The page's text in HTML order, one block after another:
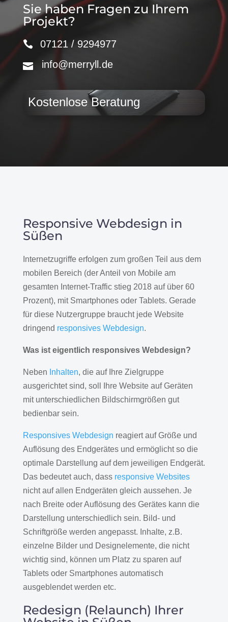
Sie haben Fragen zu Ihrem
Projekt?
07121 / 9294977
info@merryll.de
Kostenlose Beratung
Responsive Webdesign in
Süßen
Internetzugriffe erfolgen zum großen Teil aus dem
mobilen Bereich (der Anteil von Mobile am
gesamten Internet-Traffic stieg 2018 auf über 60
Prozent), mit Smartphones oder Tablets. Gerade
für diese Nutzergruppe braucht jede Website
dringend responsives Webdesign.
Was ist eigentlich responsives Webdesign?
Neben Inhalten, die auf Ihre Zielgruppe
ausgerichtet sind, soll Ihre Website auf Geräten
mit unterschiedlichen Bildschirmgrößen gut
bedienbar sein.
Responsives Webdesign reagiert auf Größe und
Auflösung des Endgerätes und ermöglicht so die
optimale Darstellung auf dem jeweiligen Endgerät.
Das bedeutet auch, dass responsive Websites
nicht auf allen Endgeräten gleich aussehen. Je
nach Breite oder Auflösung des Gerätes kann die
Darstellung unterschiedlich sein. Bild- und
Schriftgröße werden angepasst. Inhalte, z.B.
einzelne Bilder und Designelemente, die nicht
wichtig sind, können um Platz zu sparen auf
Tablets oder Smartphones automatisch
ausgeblendet werden etc.
Redesign (Relaunch) Ihrer